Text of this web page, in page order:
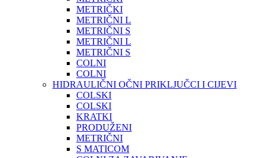
METRIČKI
METRIČNI L
METRIČNI S
METRIČNI L
METRIČNI S
COLNI
COLNI
HIDRAULIČNI OČNI PRIKLJUČCI I CIJEVI
COLSKI
COLSKI
KRATKI
PRODUŽENI
METRIČNI
S MATICOM